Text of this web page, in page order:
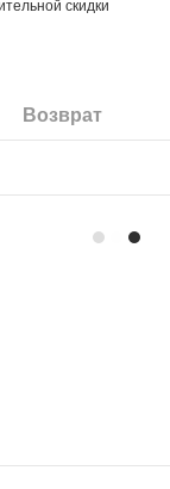
скидки
Возврат